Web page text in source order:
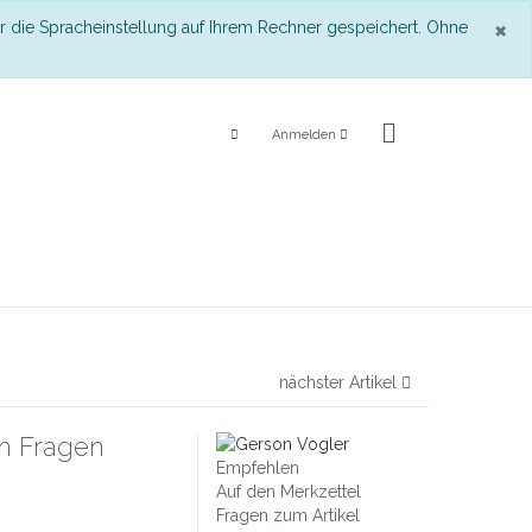
×
Spracheinstellung auf Ihrem Rechner gespeichert. Ohne
Anmelden
nächster Artikel
Fragen
Empfehlen
Auf den Merkzettel
Fragen zum Artikel